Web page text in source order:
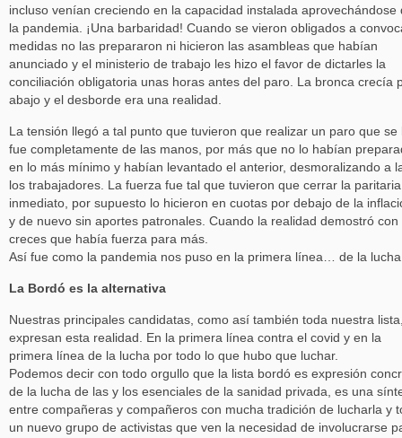
incluso venían creciendo en la capacidad instalada aprovechándose
la pandemia. ¡Una barbaridad! Cuando se vieron obligados a
medidas no las prepararon ni hicieron las asambleas que habían
anunciado y el ministerio de trabajo les hizo el favor de dictarles la
conciliación obligatoria unas horas antes del paro. La bronca crecía
abajo y el desborde era una realidad.
La tensión llegó a tal punto que tuvieron que realizar un paro que se
fue completamente de las manos, por más que no lo habían
en lo más mínimo y habían levantado el anterior, desmoralizando a
los trabajadores. La fuerza fue tal que tuvieron que cerrar la
inmediato, por supuesto lo hicieron en cuotas por debajo de la
y de nuevo sin aportes patronales. Cuando la realidad demostró con
creces que había fuerza para más.
Así fue como la pandemia nos puso en la primera línea… de la
La Bordó es la alternativa
Nuestras principales candidatas, como así también toda nuestra
expresan esta realidad. En la primera línea contra el covid y en la
primera línea de la lucha por todo lo que hubo que luchar.
Podemos decir con todo orgullo que la lista bordó es expresión
de la lucha de las y los esenciales de la sanidad privada, es una
entre compañeras y compañeros con mucha tradición de lucharla y
un nuevo grupo de activistas que ven la necesidad de involucrarse